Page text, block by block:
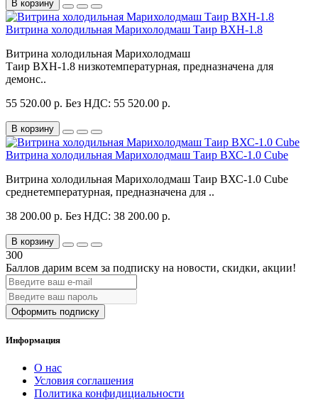
В корзину
Витрина холодильная Марихолодмаш Таир ВХН-1.8
Витрина холодильная Марихолодмаш
Таир ВХН-1.8 низкотемпературная, предназначена для
демонс..
55 520.00 р. Без НДС: 55 520.00 р.
В корзину
Витрина холодильная Марихолодмаш Таир ВХС-1.0 Cube
Витрина холодильная Марихолодмаш Таир ВХС-1.0 Cube
среднетемпературная, предназначена для ..
38 200.00 р. Без НДС: 38 200.00 р.
В корзину
300
Баллов дарим всем за подписку на новости, скидки, акции!
Оформить подписку
Информация
О нас
Условия соглашения
Политика конфидициальности